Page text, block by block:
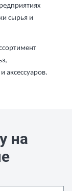
сырья и
аксессуаров.
на